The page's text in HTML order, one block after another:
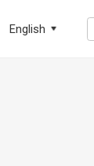
English